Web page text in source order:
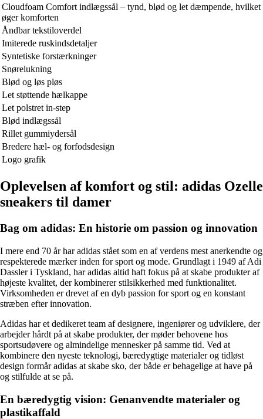
Cloudfoam Comfort indlægssål – tynd, blød og let dæmpende, hvilket
øger komforten
Åndbar tekstiloverdel
Imiterede ruskindsdetaljer
Syntetiske forstærkninger
Snørelukning
Blød og løs pløs
Let støttende hælkappe
Let polstret in-step
Blød indlægssål
Rillet gummiydersål
Bredere hæl- og forfodsdesign
Logo grafik
Oplevelsen af komfort og stil: adidas Ozelle
sneakers til damer
Bag om adidas: En historie om passion og innovation
I mere end 70 år har adidas stået som en af verdens mest anerkendte og
respekterede mærker inden for sport og mode. Grundlagt i 1949 af Adi
Dassler i Tyskland, har adidas altid haft fokus på at skabe produkter af
højeste kvalitet, der kombinerer stilsikkerhed med funktionalitet.
Virksomheden er drevet af en dyb passion for sport og en konstant
stræben efter innovation.
Adidas har et dedikeret team af designere, ingeniører og udviklere, der
arbejder hårdt på at skabe produkter, der møder behovene hos
sportsudøvere og almindelige mennesker på samme tid. Ved at
kombinere den nyeste teknologi, bæredygtige materialer og tidløst
design formår adidas at skabe sko, der både er behagelige at have på
og stilfulde at se på.
En bæredygtig vision: Genanvendte materialer og
plastikaffald